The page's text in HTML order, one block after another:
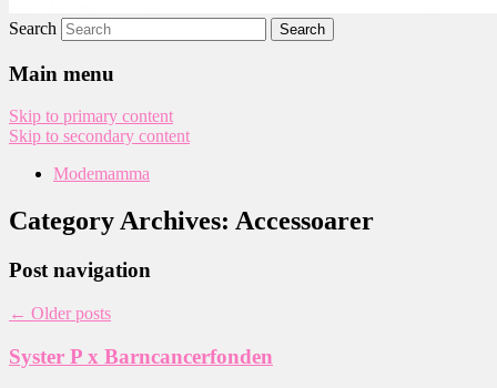
Search
Main menu
Skip to primary content
Skip to secondary content
Modemamma
Category Archives: Accessoarer
Post navigation
← Older posts
Syster P x Barncancerfonden